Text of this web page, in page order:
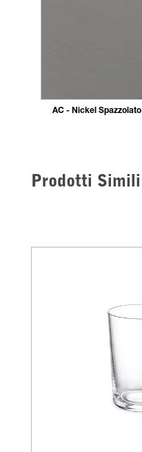
AC - Nickel Spazzolato
Prodotti Simili